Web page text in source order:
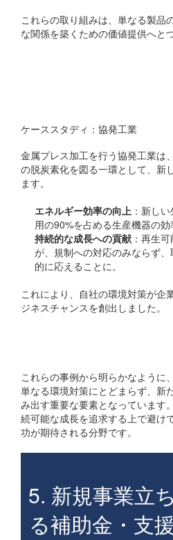
これらの取り組みは、単なる製品
な関係を築くための価値提供へと
ケーススタディ：協発工業
金属プレス加工を行う協発工業は
の脱炭素化を図る一環として、新
ます。
エネルギー効率の向上 ：新し
用の90%を占める生産機器の効
持続的な成長への貢献 ：再生
が、規制への対応のみならず
的に応えることに。
これにより、自社の環境対策が企
ジネスチャンスを創出しました。
これらの事例から明らかなように
単なる環境対策にとどまらず、新
み出す重要な要素となっています
続可能な成長を追求する上で避け
功が期待される分野です。
5. 新規事業立
る補助金・支